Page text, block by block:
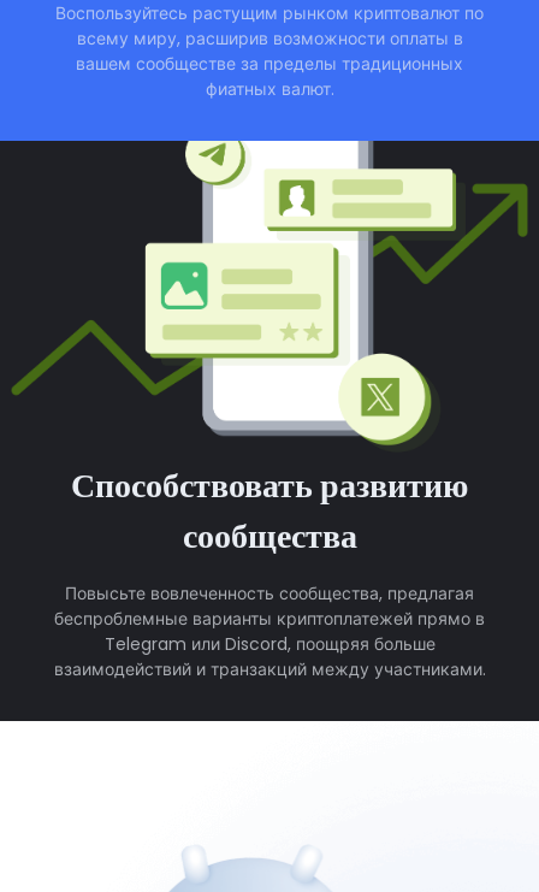
Воспользуйтесь растущим рынком криптовалют по
всему миру, расширив возможности оплаты в
вашем сообществе за пределы традиционных
фиатных валют.
Способствовать развитию
сообщества
Повысьте вовлеченность сообщества, предлагая
беспроблемные варианты криптоплатежей прямо в
Telegram или Discord, поощряя больше
взаимодействий и транзакций между участниками.